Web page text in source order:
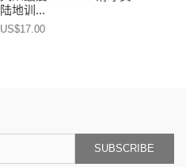
陆地训...
US$17.00
SUBSCRIBE